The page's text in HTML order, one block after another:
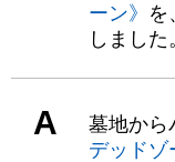
ーン》 を
しました
A 墓地から
デッドゾ